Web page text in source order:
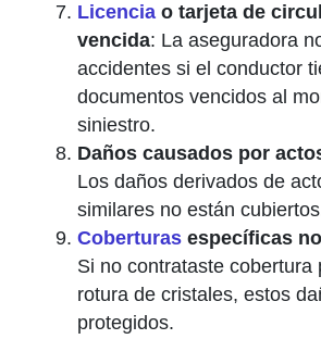
Licencia o tarjeta de
vencida: La aseguradora
accidentes si el conductor
documentos vencidos al
siniestro.
Daños causados por
Los daños derivados de
similares no están
Coberturas específicas
Si no contrataste cobertura
rotura de cristales, estos
protegidos.